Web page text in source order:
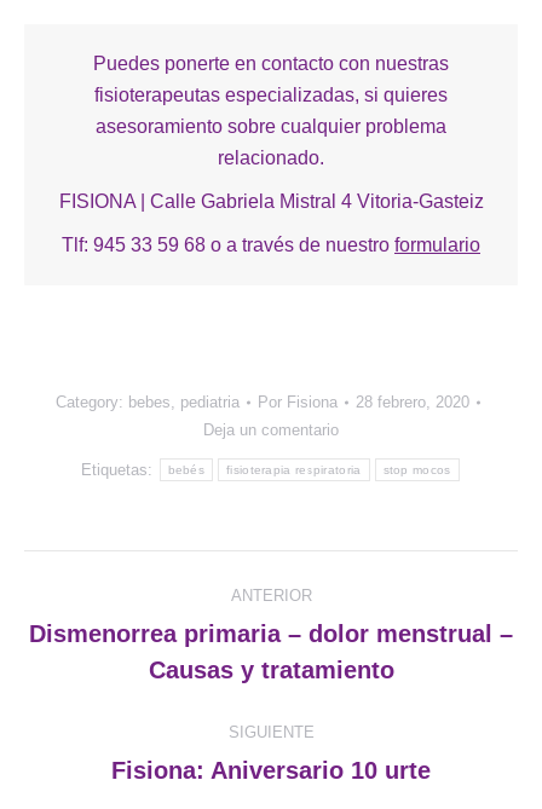
Puedes ponerte en contacto con nuestras
fisioterapeutas especializadas, si quieres
asesoramiento sobre cualquier problema
relacionado.
FISIONA | Calle Gabriela Mistral 4 Vitoria-Gasteiz
Tlf: 945 33 59 68 o a través de nuestro formulario
Category: bebes, pediatria Por Fisiona
28 febrero, 2020
Deja un comentario
Etiquetas: bebés fisioterapia respiratoria stop mocos
entre
publicaciones
ANTERIOR
anterior:
Dismenorrea primaria – dolor menstrual –
Causas y tratamiento
SIGUIENTE
Publicación
Fisiona: Aniversario 10 urte